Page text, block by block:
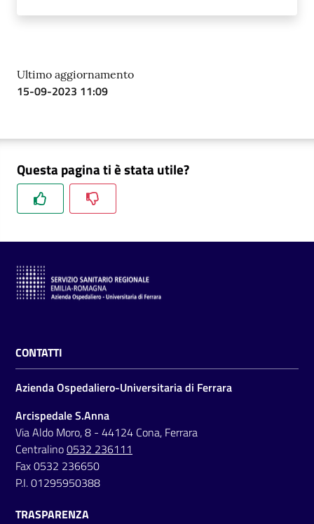
Ultimo aggiornamento
15-09-2023 11:09
Questa pagina ti è stata utile?
CONTATTI
Azienda Ospedaliero-Universitaria di Ferrara
Arcispedale S.Anna
Via Aldo Moro, 8 - 44124 Cona, Ferrara
Centralino0532 236111
Fax 0532 236650
P.I. 01295950388
TRASPARENZA